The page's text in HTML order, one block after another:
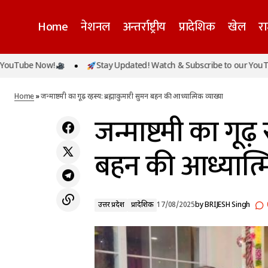
Home नेशनल अन्तर्राष्ट्रीय प्रादेशिक खेल
पुलिस का काम कानून-व्यवस्था बनाए रखने तक
Stay Updated! Watch & Subscribe to our YouTube Now!
Home»जन्माष्टमी का गूढ़ रहस्य: ब्रह्माकुमारी सुमन बहन की आध्यात्मिक व्याख्या
जन्माष्टमी का
बहन की
उत्तर प्रदेश प्रादेशिक 17/08/2025byBRIJESH Singh